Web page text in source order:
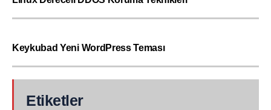
Keykubad Yeni WordPress Teması
Etiketler